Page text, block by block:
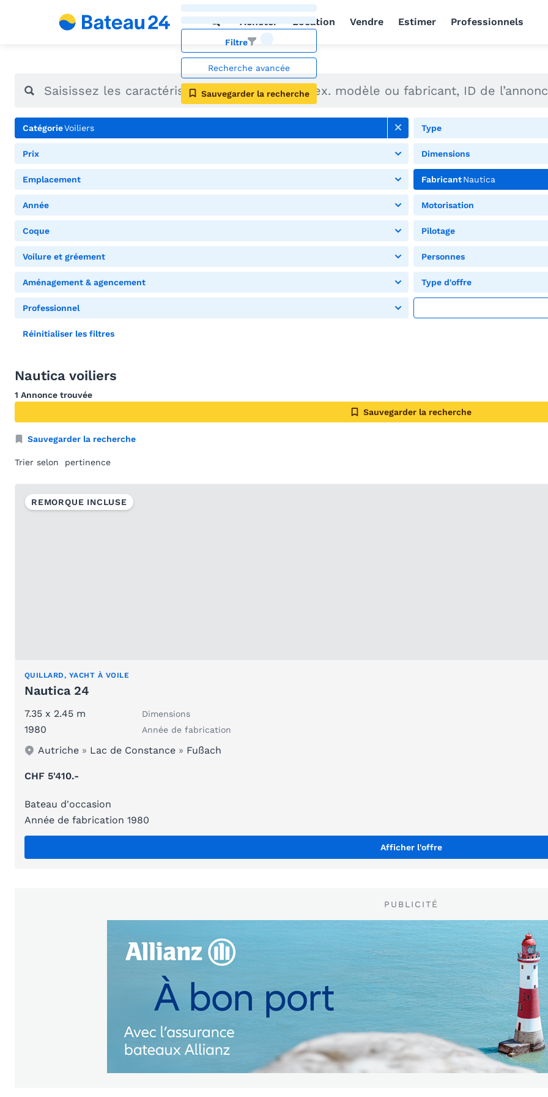
Acheter Location Vendre Estimer Professionnels
Filtre
Recherche avancée
Sauvegarder la recherche
CatégorieVoiliers Type
Prix Dimensions
Emplacement FabricantNautica
Année Motorisation
Coque Pilotage
Voilure et gréement Personnes
Aménagement & agencement Type d'offre
Professionnel
Réinitialiser les filtres
Nautica voiliers
1 Annonce trouvée
Sauvegarder la recherche
Sauvegarder la recherche
Trier selon
REMORQUE INCLUSE
QUILLARD, YACHT À VOILE
Nautica 24
7.35 x 2.45 m Dimensions
1980 Année de fabrication
Autriche » Lac de Constance » Fußach
CHF 5'410.-
Bateau d'occasion
Année de fabrication 1980
Afficher l'offre
PUBLICITÉ